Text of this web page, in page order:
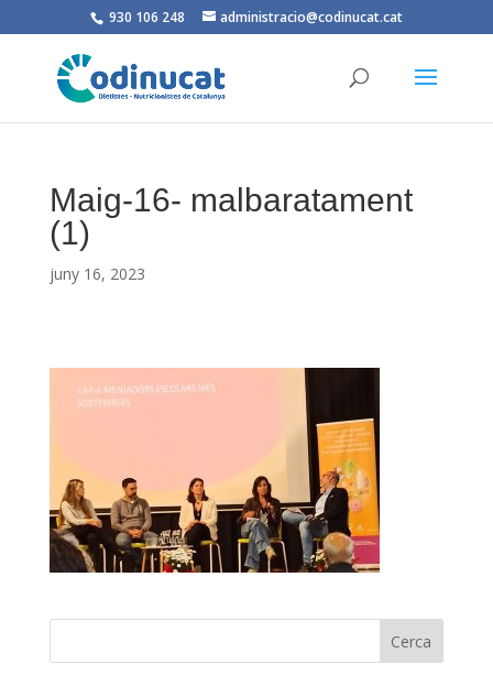
930 106 248 administracio@codinucat.cat
Maig-16- malbaratament
(1)
juny 16, 2023